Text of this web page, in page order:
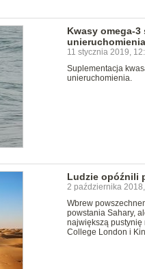
Kwasy omega-
unieruchomienia
11 stycznia 2019,
Suplementacja
unieruchomienia.
Ludzie opóźnili
2 października
Wbrew
powstania Sahary,
największą pustynię
College London i